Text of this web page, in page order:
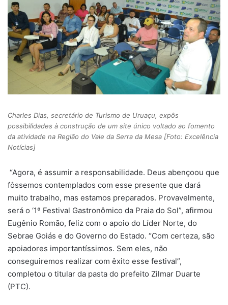
Charles Dias, secretário de Turismo de Uruaçu, expôs
possibilidades à construção de um site único voltado ao fomento
da atividade na Região do Vale da Serra da Mesa [Foto: Excelência
Notícias]
“Agora, é assumir a responsabilidade. Deus abençoou que
fôssemos contemplados com esse presente que dará
muito trabalho, mas estamos preparados. Provavelmente,
será o ‘1º Festival Gastronômico da Praia do Sol”, afirmou
Eugênio Romão, feliz com o apoio do Líder Norte, do
Sebrae Goiás e do Governo do Estado. “Com certeza, são
apoiadores importantíssimos. Sem eles, não
conseguiremos realizar com êxito esse festival”,
completou o titular da pasta do prefeito Zilmar Duarte
(PTC).